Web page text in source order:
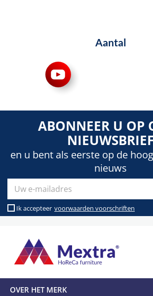
Aantal
ABONNEER U OP
NIEUWSBRIEF
en u bent als eerste op de
nieuws
Ik accepteer voorwaarden voorschriften
OVER HET MERK